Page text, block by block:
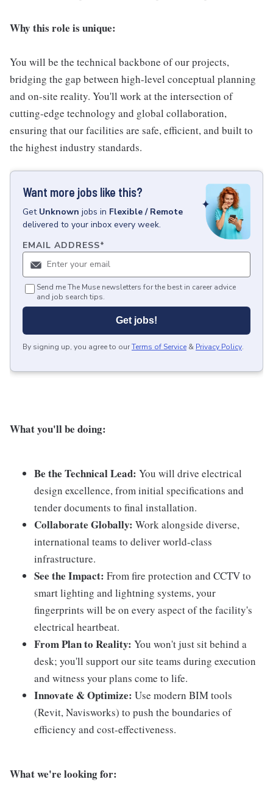
Why this role is unique:
You will be the technical backbone of our projects,
bridging the gap between high-level conceptual planning
and on-site reality. You'll work at the intersection of
cutting-edge technology and global collaboration,
ensuring that our facilities are safe, efficient, and built to
the highest industry standards.
Want more jobs like this?
Get Unknown jobs in Flexible / Remote
delivered to your inbox every week.
EMAIL ADDRESS*
Send me The Muse newsletters for the best in career advice
and job search tips.
Get jobs!
By signing up, you agree to ourTerms of Service & Privacy Policy.
What you'll be doing:
Be the Technical Lead: You will drive electrical
design excellence, from initial specifications and
tender documents to final installation.
Collaborate Globally: Work alongside diverse,
international teams to deliver world-class
infrastructure.
See the Impact: From fire protection and CCTV to
smart lighting and lightning systems, your
fingerprints will be on every aspect of the facility's
electrical heartbeat.
From Plan to Reality: You won't just sit behind a
desk; you'll support our site teams during execution
and witness your plans come to life.
Innovate & Optimize: Use modern BIM tools
(Revit, Navisworks) to push the boundaries of
efficiency and cost-effectiveness.
What we're looking for: